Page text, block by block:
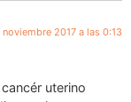
noviembre 2017 a las 0:13
uterino